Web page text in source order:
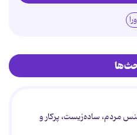
مردم، ساده‌زیست، پرکار و